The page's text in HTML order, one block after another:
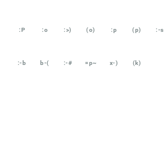
:P :o :>) (o) :p (p) :-s
:-b b-( :-# =p~ x-) (k)